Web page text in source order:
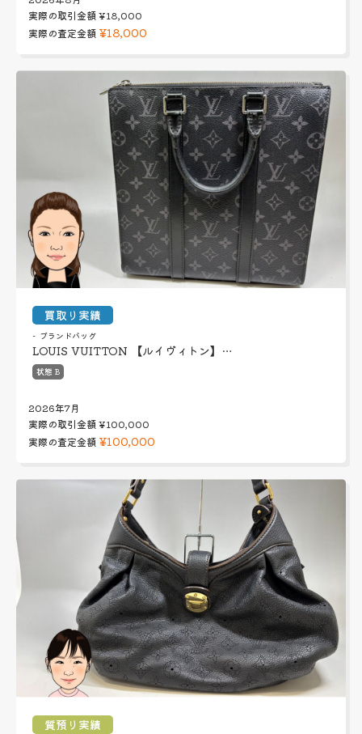
実際の取引金額¥18,000
実際の査定金額 ¥18,000
買取り実績
ブランドバッグ
LOUIS VUITTON 【ルイヴィトン】…
状態 B
2026年7月
実際の取引金額¥100,000
実際の査定金額 ¥100,000
質預り実績